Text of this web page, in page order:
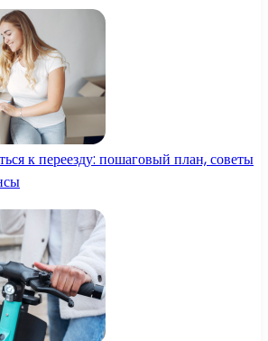
к переезду: пошаговый план, советы